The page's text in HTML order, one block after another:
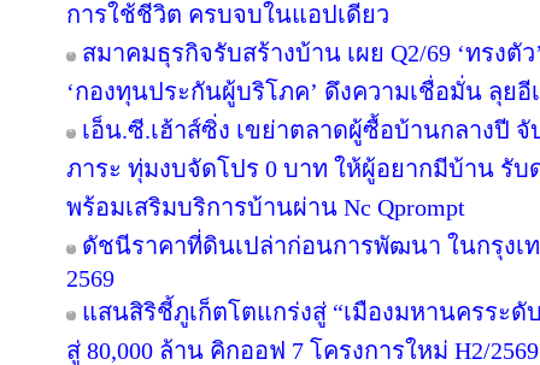
การใช้ชีวิต ครบจบในแอปเดียว
สมาคมธุรกิจรับสร้างบ้าน เผย Q2/69 ‘ทรง
‘กองทุนประกันผู้บริโภค’ ดึงความเชื่อมั่น ลุย
เอ็น.ซี.เฮ้าส์ซิ่ง เขย่าตลาดผู้ซื้อบ้านกลางปี
ภาระ ทุ่มงบจัดโปร 0 บาท ให้ผู้อยากมีบ้าน รับ
พร้อมเสริมบริการบ้านผ่าน Nc Qprompt
ดัชนีราคาที่ดินเปล่าก่อนการพัฒนา ในกรุงเ
2569
แสนสิริชี้ภูเก็ตโตแกร่งสู่ “เมืองมหานครระ
สู่ 80,000 ล้าน คิกออฟ 7 โครงการใหม่ H2/